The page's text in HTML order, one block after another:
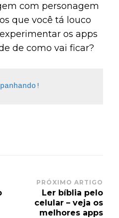
com personagem
que você tá louco
os apps
de como vai ficar?
PRÓXIMO ARTIGO
Ler bíblia pelo
celular – veja os
melhores apps